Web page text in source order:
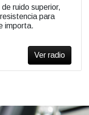
ruido superior,
para
importa.
Ver radio